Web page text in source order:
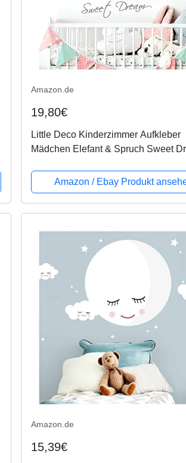
Amazon.de
19,80€
Little Deco Kinderzimmer Aufkleber
Mädchen Elefant & Spruch Sweet
Wandaufkleber Wandtattoo Tiere
Babyzimmer...
Amazon / Ebay Produkt
Amazon.de
15,39€